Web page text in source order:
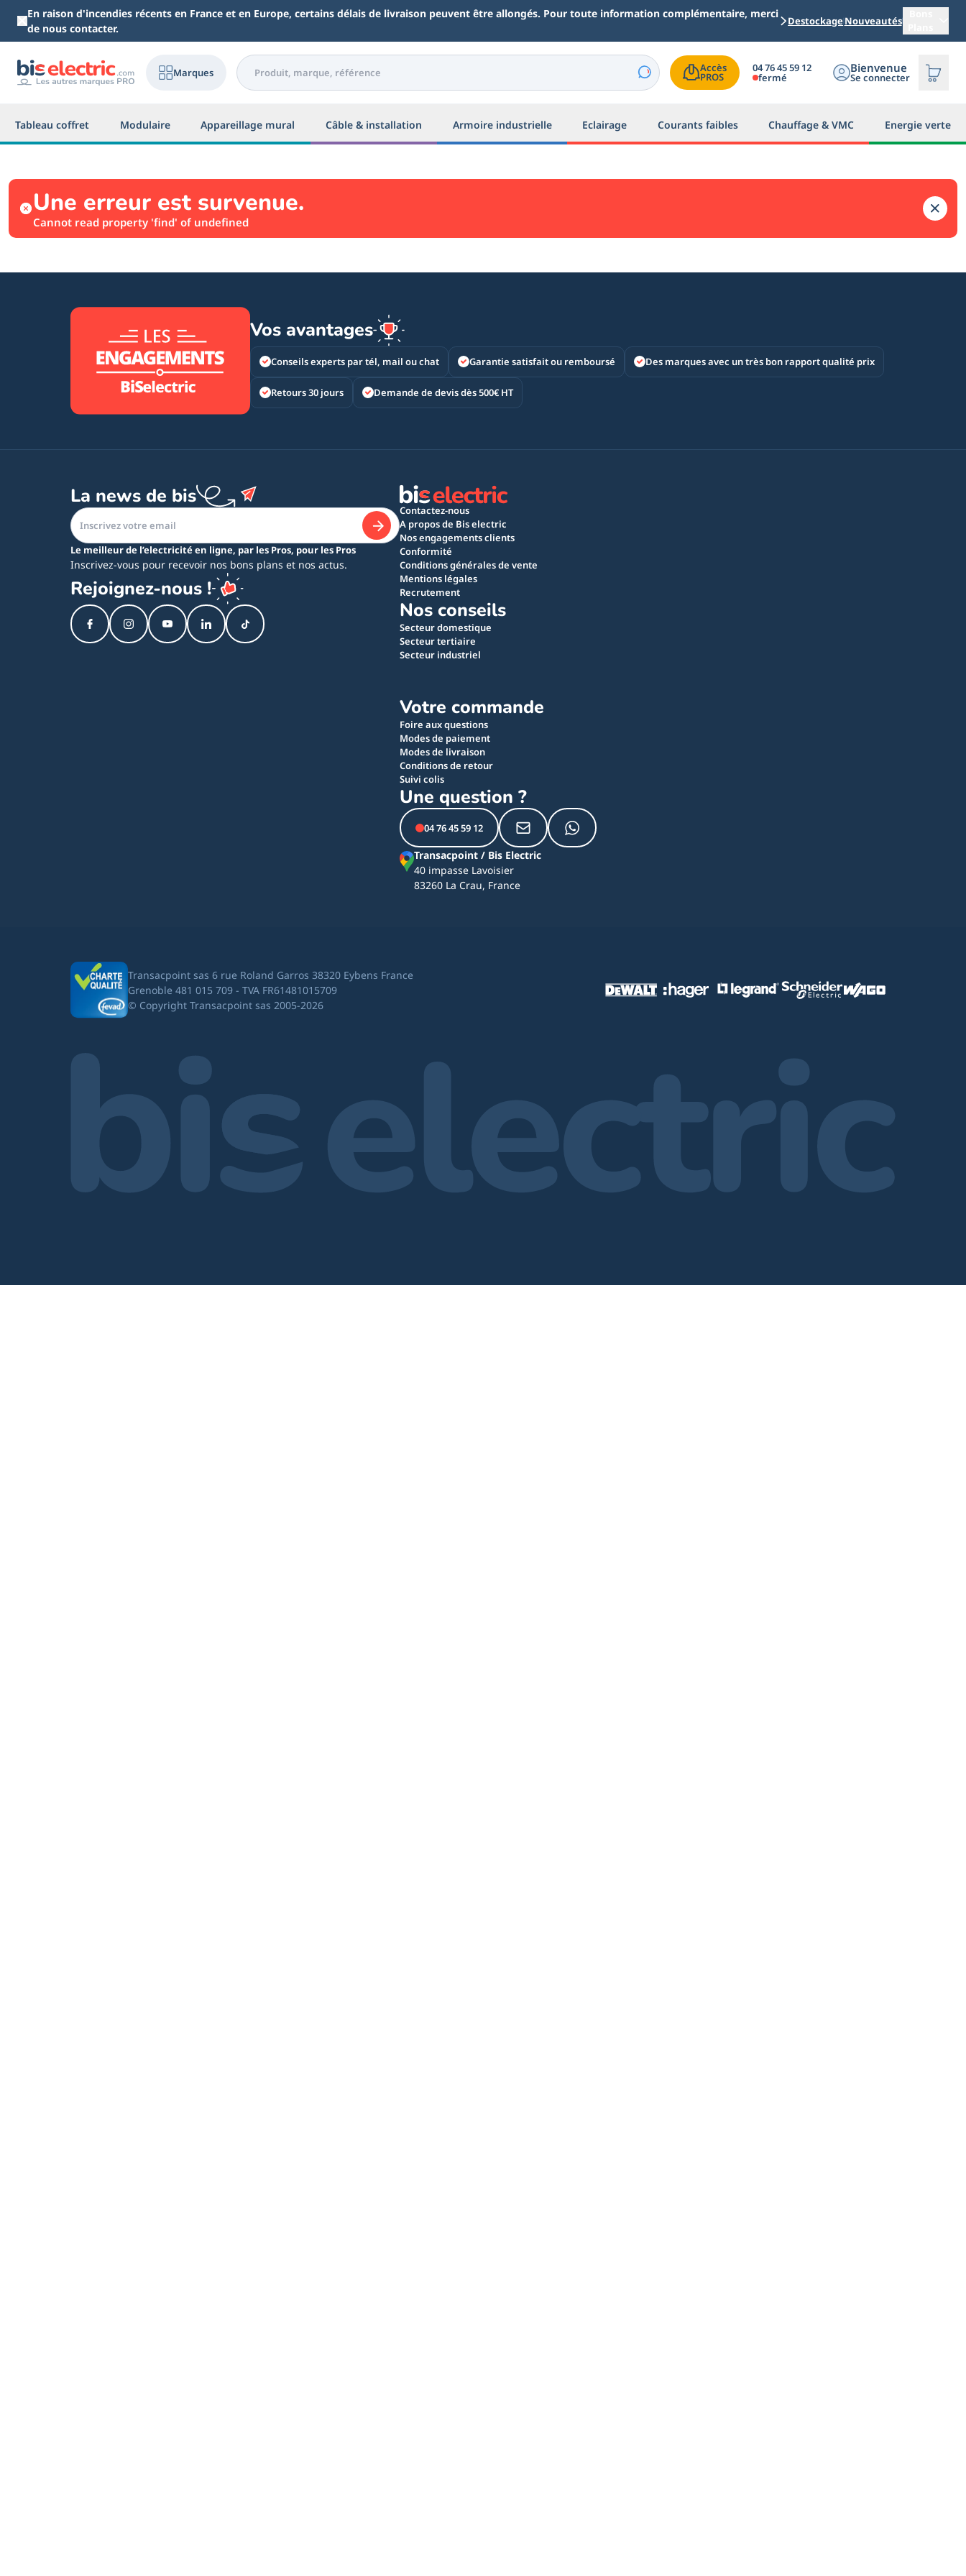
Aller au contenu principal
En raison d'incendies récents en France et en Europe, certains délais de livraison peuvent être allongés. Pour toute information complémentaire, merci
de nous contacter.
DestockageNouveautés
Marques Accès
PROS
04 76 45 59 12
fermé
Bienvenue
Se connecter
Tableau coffret Modulaire Appareillage mural Câble & installation Armoire industrielle Eclairage Courants faibles Chauffage & VMC Energie verte
Une erreur est survenue.
Cannot read property 'find' of undefined
Vos avantages
Conseils experts par tél, mail ou chat Garantie satisfait ou remboursé Des marques avec un très bon rapport qualité prix
Retours 30 jours Demande de devis dès 500€ HT
La news de bis
Le meilleur de l’electricité en ligne, par les Pros, pour les Pros
Inscrivez-vous pour recevoir nos bons plans et nos actus.
Rejoignez-nous !
Contactez-nous
A propos de Bis electric
Nos engagements clients
Conformité
Conditions générales de vente
Mentions légales
Recrutement
Nos conseils
Secteur domestique
Secteur tertiaire
Secteur industriel
Votre commande
Foire aux questions
Modes de paiement
Modes de livraison
Conditions de retour
Suivi colis
Une question ?
04 76 45 59 12
Transacpoint / Bis Electric
40 impasse Lavoisier
83260 La Crau, France
Transacpoint sas 6 rue Roland Garros 38320 Eybens France
Grenoble 481 015 709 - TVA FR61481015709
© Copyright Transacpoint sas 2005-2026